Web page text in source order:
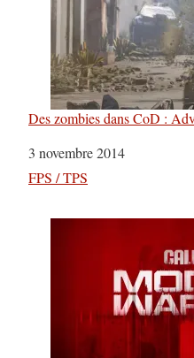
Des zombies dans CoD :
Date
3 novembre 2014
Par rapport à
FPS / TPS